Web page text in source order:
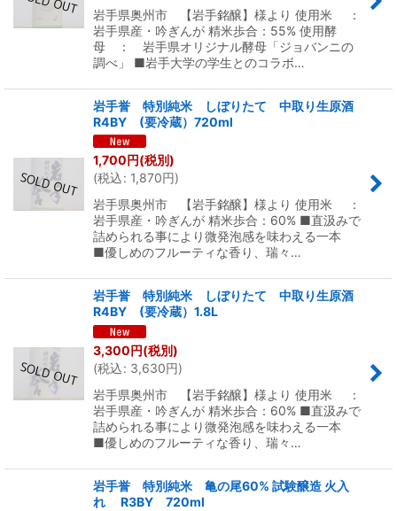
岩手県奥州市 【岩手銘醸】様より 使用米 ：
岩手県産・吟ぎんが 精米歩合：55% 使用酵
母 ： 岩手県オリジナル酵母「ジョバンニの
調べ」 ■岩手大学の学生とのコラボ…
岩手誉 特別純米 しぼりたて 中取り生原酒
R4BY (要冷蔵）720ml
1,700円(税別)
(税込: 1,870円)
岩手県奥州市 【岩手銘醸】様より 使用米 ：
岩手県産・吟ぎんが 精米歩合：60% ■直汲みで
詰められる事により微発泡感を味わえる一本
■優しめのフルーティな香り、瑞々…
岩手誉 特別純米 しぼりたて 中取り生原酒
R4BY (要冷蔵）1.8L
3,300円(税別)
(税込: 3,630円)
岩手県奥州市 【岩手銘醸】様より 使用米 ：
岩手県産・吟ぎんが 精米歩合：60% ■直汲みで
詰められる事により微発泡感を味わえる一本
■優しめのフルーティな香り、瑞々…
岩手誉 特別純米 亀の尾60% 試験醸造 火入
れ R3BY 720ml